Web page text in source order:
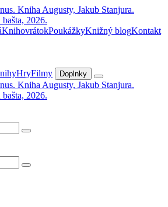
KnihovrátokPoukážkyKnižný blogKontakt
HryFilmy Doplnky